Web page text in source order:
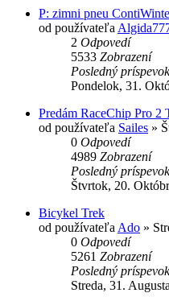
P: zimni pneu
od používateľa
2 Odpovedí
5533 Zobrazení
Posledný
Pondelok, 31.
Predám RaceChip Pro
od používateľa Sailes »
0 Odpovedí
4989 Zobrazení
Posledný
Štvrtok, 20.
Bicykel Trek
od používateľa Ado »
0 Odpovedí
5261 Zobrazení
Posledný
Streda, 31.